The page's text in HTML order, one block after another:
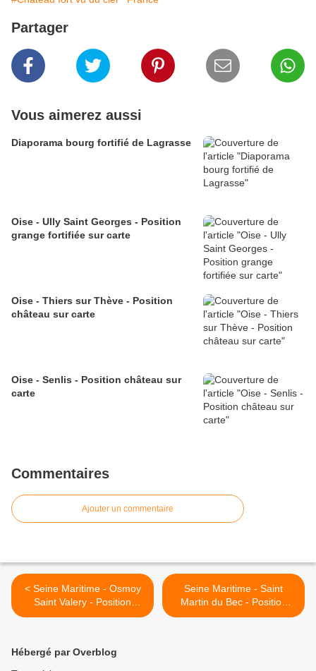
Partager
Vous aimerez aussi
Diaporama bourg fortifié de Lagrasse
Oise - Ully Saint Georges - Position
grange fortifiée sur carte
Oise - Thiers sur Thève - Position
château sur carte
Oise - Senlis - Position château sur
carte
Commentaires
Ajouter un commentaire
< Seine Maritime - Osmoy
Saint Valery - Position
ferme sur carte
Seine Maritime - Saint
Martin du Bec - Position
château sur carte >
Hébergé par Overblog